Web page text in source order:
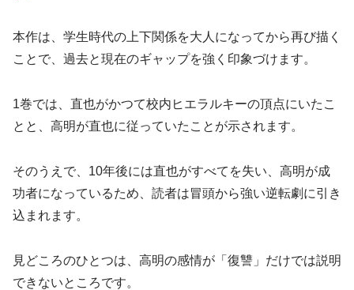
本作は、学生時代の上下関係を大人になってから再び描く
ことで、過去と現在のギャップを強く印象づけます。
1巻では、直也がかつて校内ヒエラルキーの頂点にいたこ
とと、高明が直也に従っていたことが示されます。
そのうえで、10年後には直也がすべてを失い、高明が成
功者になっているため、読者は冒頭から強い逆転劇に引き
込まれます。
見どころのひとつは、高明の感情が「復讐」だけでは説明
できないところです。